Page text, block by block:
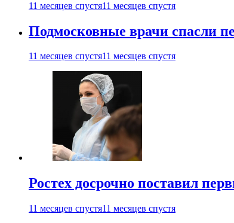
11 месяцев спустя11 месяцев спустя
Подмосковные врачи спасли
11 месяцев спустя11 месяцев спустя
Ростех досрочно поставил
11 месяцев спустя11 месяцев спустя